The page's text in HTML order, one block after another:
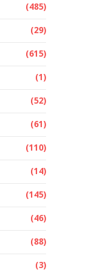
(485)
(29)
(615)
(1)
(52)
(61)
(110)
(14)
(145)
(46)
(88)
(3)